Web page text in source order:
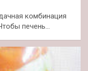
комбинация
печень…